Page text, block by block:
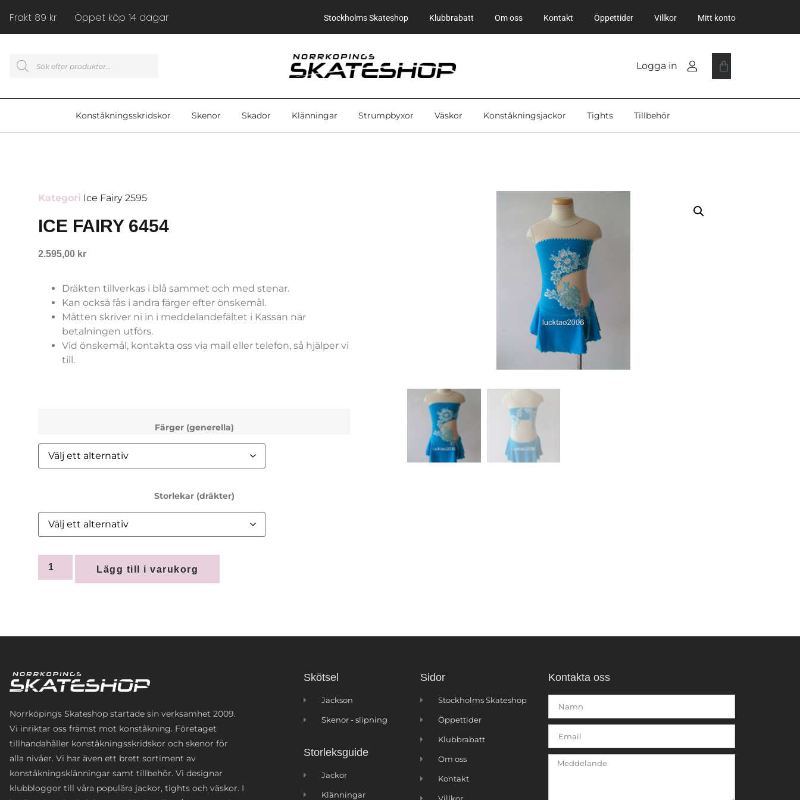
Frakt 89 kr Öppet köp 14 dagar Stockholms Skateshop Klubbrabatt Om oss Kontakt Öppettider Villkor Mitt konto
Logga in
Konståkningsskridskor Skenor Skador Klänningar Strumpbyxor Väskor Konståkningsjackor Tights Tillbehör
Kategori Ice Fairy 2595
ICE FAIRY 6454
2.595,00 kr
Dräkten tillverkas i blå sammet och med stenar.
Kan också fås i andra färger efter önskemål.
Måtten skriver ni in i meddelandefältet i Kassan när
betalningen utförs.
Vid önskemål, kontakta oss via mail eller telefon, så hjälper vi
till.
Färger (generella)
Storlekar (dräkter)
Lägg till i varukorg
Norrköpings Skateshop startade sin verksamhet 2009.
Vi inriktar oss främst mot konståkning. Företaget
tillhandahåller konståkningsskridskor och skenor för
alla nivåer. Vi har även ett brett sortiment av
konståkningsklänningar samt tillbehör. Vi designar
klubbloggor till våra populära jackor, tights och väskor. I
Skötsel
Jackson
Skenor - slipning
Storleksguide
Jackor
Klänningar
Sidor
Stockholms Skateshop
Öppettider
Klubbrabatt
Om oss
Kontakt
Villkor
Kontakta oss